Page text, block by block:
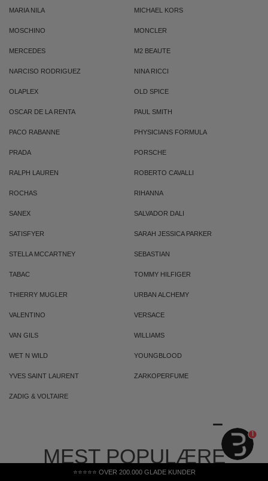
⭐⭐⭐⭐⭐ OVER 200.000 GLADE KUNDER
MARIA NILA MICHAEL KORS
MOSCHINO MONCLER
MERCEDES M2 BEAUTE
NARCISO RODRIGUEZ NINA RICCI
OLAPLEX OLD SPICE
OSCAR DE LA RENTA PAUL SMITH
PACO RABANNE PHYSICIANS FORMULA
PRADA PORSCHE
RALPH LAUREN ROBERTO CAVALLI
ROCHAS RIHANNA
SANEX SALVADOR DALI
SATISFYER SARAH JESSICA PARKER
STELLA MCCARTNEY SEBASTIAN
TABAC TOMMY HILFIGER
THIERRY MUGLER URBAN ALCHEMY
VALENTINO VERSACE
VAN GILS WILLIAMS
WET N WILD YOUNGBLOOD
YVES SAINT LAURENT ZARKOPERFUME
ZADIG & VOLTAIRE
MEST POPULÆRE
1